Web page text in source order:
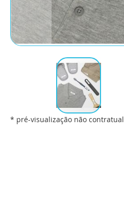
* pré-visualização não contratual